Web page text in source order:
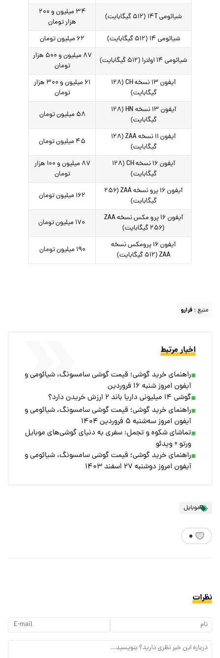
شیائومی ۱۴T (۵۱۲ گیگابایت)
۳۴ میلیون و ۲۰۰
هزار تومان
شیائومی ۱۴ (۵۱۲ گیگابایت)
۶۲ میلیون تومان
شیائومی ۱۴ اولترا (۵۱۲ گیگابایت)
۸۷ میلیون و ۵۰۰ هزار
تومان
آیفون ۱۳ نسخه CH (۱۲۸
گیگابایت)
۶۱ میلیون و ۳۰۰ هزار
تومان
آیفون ۱۳ نسخه HN (۱۲۸
گیگابایت)
۵۸ میلیون تومان
آیفون ۱۱ نسخه ZAA (۱۲۸
گیگابایت)
۴۵ میلیون تومان
آیفون ۱۶ نسخه CH (۱۲۸
گیگابایت)
۸۷ میلیون و ۱۰۰ هزار
تومان
آیفون ۱۶ پرو نسخه ZAA (۲۵۶
گیگابایت)
۱۶۲ میلیون تومان
آیفون ۱۶ پرو مکس نسخه ZAA
(۲۵۶ گیگابایت)
آیفون ۱۶ پرومکس نسخه
ZAA (۵۱۲ گیگابایت)
۱۹۰ میلیون تومان
منبع : فرارو
اخبار مرتبط
راهنمای خرید گوشی؛ قیمت گوشی سامسونگ، شیائومی و
آیفون امروز شنبه ۱۶ فروردین
گوشی ۱۴ میلیونی داریا باند ۲ ارزش خریدن دارد؟
راهنمای خرید گوشی؛ قیمت گوشی سامسونگ، شیائومی و
آیفون امروز سه‌شنبه ۵ فروردین ۱۴۰۴
تماشای شکوه و تجمل: سفری به دنیای گوشی‌های موبایل
ورتو + ویدئو
راهنمای خرید گوشی؛ قیمت گوشی سامسونگ، شیائومی و
آیفون امروز دوشنبه ۲۷ اسفند ۱۴۰۳
موبایل
۰
نظرات